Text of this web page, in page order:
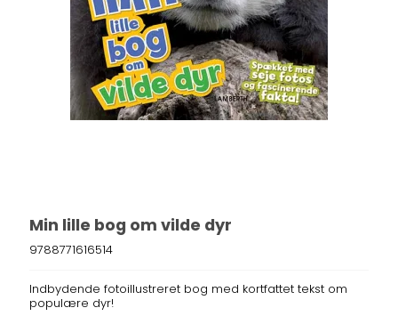
Min lille bog om vilde dyr
9788771616514
Indbydende fotoillustreret bog med kortfattet tekst om
populære dyr!